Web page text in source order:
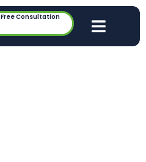
Free Consultation